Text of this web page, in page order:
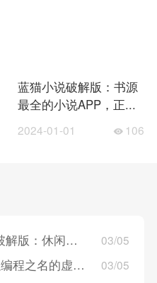
蓝猫小说破解版：书源
最全的小说APP，正...
2024-01-01 106
戏，可以随时享受！ 03/05
的虚拟冒险之旅 03/05